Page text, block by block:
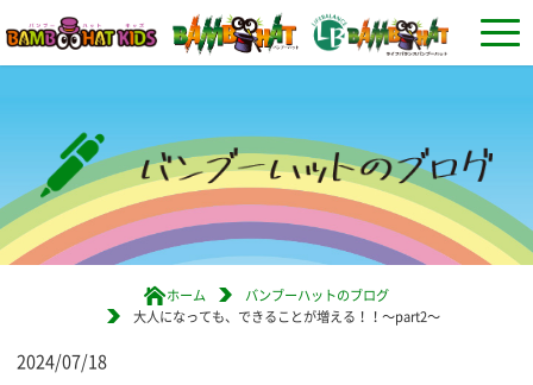
ホーム
バンブーハットのブログ
大人になっても、できることが増える！！〜part2〜
2024/07/18